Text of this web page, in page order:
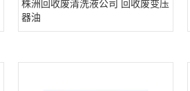
株洲回收废清洗液公司 回收废变压
器油